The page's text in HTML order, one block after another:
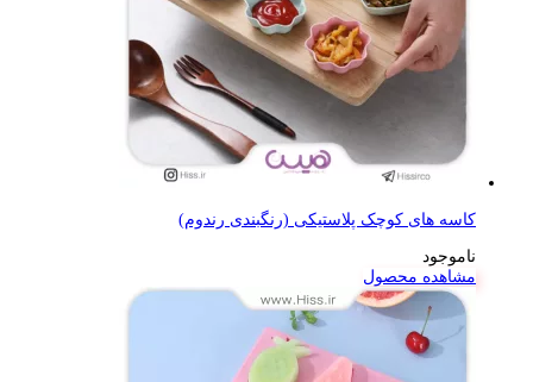
کاسه های کوچک پلاستیکی (رنگبندی رندوم)
ناموجود
مشاهده محصول